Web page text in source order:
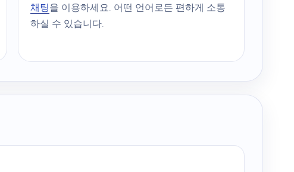
채팅을 이용하세요. 어떤 언어로든 편하게 소통
하실 수 있습니다.